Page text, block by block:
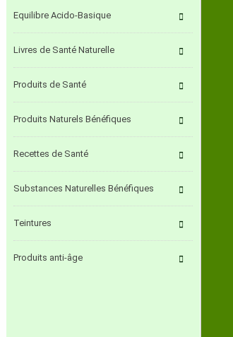
Equilibre Acido-Basique
Livres de Santé Naturelle
Produits de Santé
Produits Naturels Bénéfiques
Recettes de Santé
Substances Naturelles Bénéfiques
Teintures
Produits anti-âge